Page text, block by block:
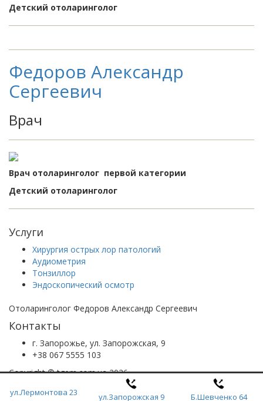
Детский отоларинголог
Федоров Александр
Сергеевич
Врач
Врач отоларинголог первой категории
Детский отоларинголог
ул.Лермонтова 23 ул.Запорожская 9 Б.Шевченко 64
Услуги
Хирургия острых лор патологий
Аудиометрия
Тонзиллор
Эндоскопический осмотр
Отоларинголог Федоров Александр Сергеевич
Контакты
г. Запорожье, ул. Запорожская, 9
+38 067 5555 103
Copyright © tgem.com.ua 2026
Разработано веб-студией
tgem.com.ua